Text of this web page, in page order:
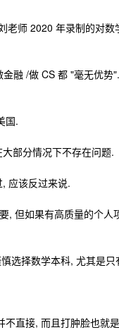
老师 2020 年录制的对
融 /做 CS 都 "毫无优势
国.
部分情况下不存在问题.
应该反过来说.
, 但如果有高质量的个人
选择数学本科, 尤其是
直接, 而且打肿脸也就